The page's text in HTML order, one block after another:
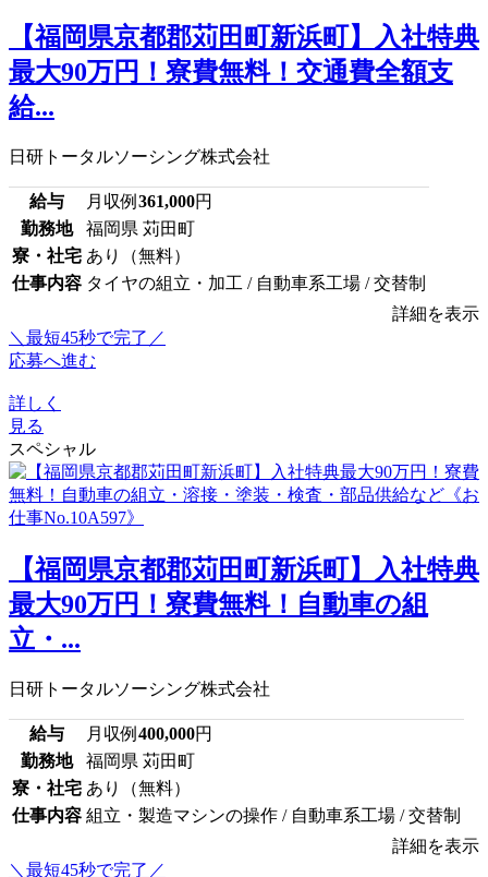
【福岡県京都郡苅田町新浜町】入社特典
最大90万円！寮費無料！交通費全額支
給...
日研トータルソーシング株式会社
給与 月収例 361,000円
勤務地
福岡県 苅田町
寮・社宅 あり（無料）
仕事内容 タイヤの組立・加工 / 自動車系工場 / 交替制
詳細を表示
＼最短45秒で完了／
応募へ進む
詳しく
見る
スペシャル
【福岡県京都郡苅田町新浜町】入社特典
最大90万円！寮費無料！自動車の組
立・...
日研トータルソーシング株式会社
給与 月収例 400,000円
勤務地
福岡県 苅田町
寮・社宅 あり（無料）
仕事内容 組立・製造マシンの操作 / 自動車系工場 / 交替制
詳細を表示
＼最短45秒で完了／